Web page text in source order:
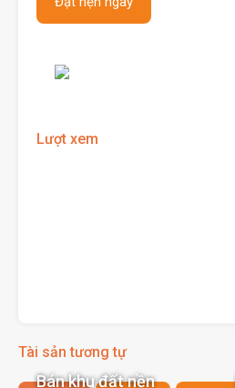
Lượt xem
Tài sản tương tự
Bán khu đất nền